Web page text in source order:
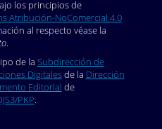
9780190848927.013.13
9780190848927.013.13
Bindraban (2018).
for the industry? J Agric
julio 5.
los principios de
Atribución-NoComercial 4.0
al respecto véase la
.
de la Subdirección de
Digitalesde la Dirección
Editorial de
PKP.